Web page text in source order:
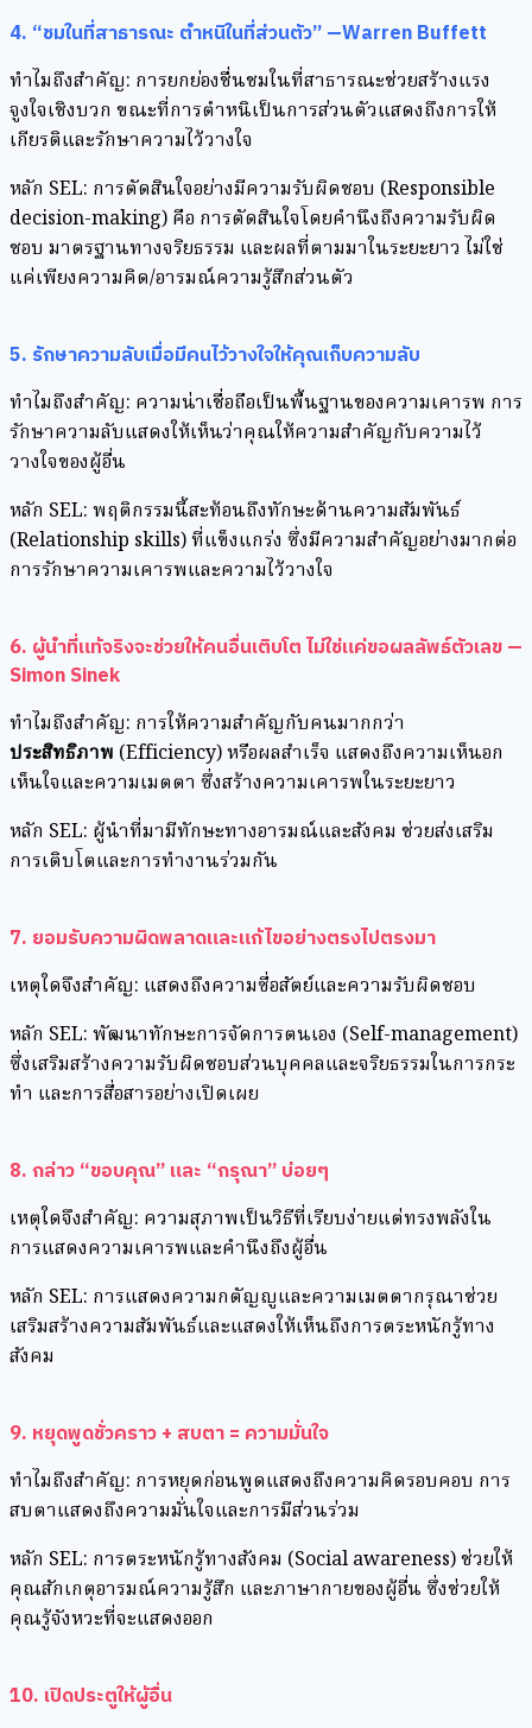
4. “ชมในที่สาธารณะ ตำหนิในที่ส่วนตัว”—Warren Buffett
ทำไมถึงสำคัญ: การยกย่องชื่นชมในที่สาธารณะช่วยสร้างแรง
จูงใจเชิงบวก ขณะที่การตำหนิเป็นการส่วนตัวแสดงถึงการให้
เกียรติและรักษาความไว้วางใจ
หลัก SEL: การตัดสินใจอย่างมีความรับผิดชอบ (Responsible
decision-making) คือ การตัดสินใจโดยคำนึงถึงความรับผิด
ชอบ มาตรฐานทางจริยธรรม และผลที่ตามมาในระยะยาว ไม่ใช่
แค่เพียงความคิด/อารมณ์ความรู้สึกส่วนตัว
5. รักษาความลับเมื่อมีคนไว้วางใจให้คุณเก็บความลับ
ทำไมถึงสำคัญ: ความน่าเชื่อถือเป็นพื้นฐานของความเคารพ การ
รักษาความลับแสดงให้เห็นว่าคุณให้ความสำคัญกับความไว้
วางใจของผู้อื่น
หลัก SEL: พฤติกรรมนี้สะท้อนถึงทักษะด้านความสัมพันธ์
(Relationship skills) ที่แข็งแกร่ง ซึ่งมีความสำคัญอย่างมากต่อ
การรักษาความเคารพและความไว้วางใจ
6. ผู้นำที่แท้จริงจะช่วยให้คนอื่นเติบโต ไม่ใช่แค่ขอผลลัพธ์ตัวเลข—
Simon Sinek
ทำไมถึงสำคัญ: การให้ความสำคัญกับคนมากกว่า
ประสิทธิภาพ (Efficiency) หรือผลสำเร็จ แสดงถึงความเห็นอก
เห็นใจและความเมตตา ซึ่งสร้างความเคารพในระยะยาว
หลัก SEL: ผู้นำที่มามีทักษะทางอารมณ์และสังคม ช่วยส่งเสริม
การเติบโตและการทำงานร่วมกัน
7. ยอมรับความผิดพลาดและแก้ไขอย่างตรงไปตรงมา
เหตุใดจึงสำคัญ: แสดงถึงความซื่อสัตย์และความรับผิดชอบ
หลัก SEL: พัฒนาทักษะการจัดการตนเอง (Self-management)
ซึ่งเสริมสร้างความรับผิดชอบส่วนบุคคลและจริยธรรมในการกระ
ทำ และการสื่อสารอย่างเปิดเผย
8. กล่าว “ขอบคุณ” และ “กรุณา” บ่อยๆ
เหตุใดจึงสำคัญ: ความสุภาพเป็นวิธีที่เรียบง่ายแต่ทรงพลังใน
การแสดงความเคารพและคำนึงถึงผู้อื่น
หลัก SEL: การแสดงความกตัญญูและความเมตตากรุณาช่วย
เสริมสร้างความสัมพันธ์และแสดงให้เห็นถึงการตระหนักรู้ทาง
สังคม
9. หยุดพูดชั่วคราว + สบตา = ความมั่นใจ
ทำไมถึงสำคัญ: การหยุดก่อนพูดแสดงถึงความคิดรอบคอบ การ
สบตาแสดงถึงความมั่นใจและการมีส่วนร่วม
หลัก SEL: การตระหนักรู้ทางสังคม (Social awareness) ช่วยให้
คุณสักเกตุอารมณ์ความรู้สึก และภาษากายของผู้อื่น ซึ่งช่วยให้
คุณรู้จังหวะที่จะแสดงออก
10. เปิดประตูให้ผู้อื่น